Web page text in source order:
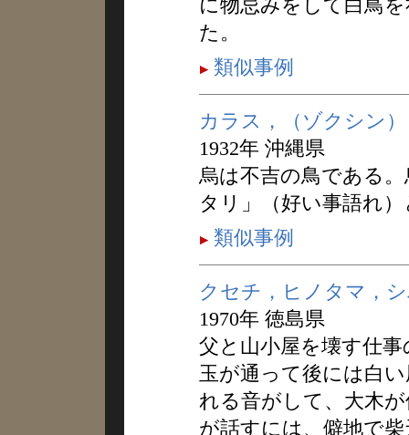
に物忌みをして白鳥
た。
類似事例
カラス，（ゾクシン）
1932年 沖縄県
烏は不吉の鳥である
タリ」（好い事語れ
類似事例
クセチ，ヒノタマ，
1970年 徳島県
父と山小屋を壊す仕
玉が通って後には白
れる音がして、大木
が話すには、僻地で